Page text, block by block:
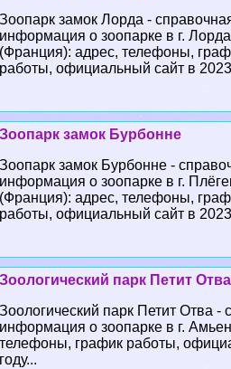
Зоопарк замок Лорда -
информация о зоопарке в г. Лорда
(Франция): адрес, телефоны,
работы, официальный сайт в 2023
Зоопарк замок Бурбонне
Зоопарк замок Бурбонне -
информация о зоопарке в г.
(Франция): адрес, телефоны,
работы, официальный сайт в 2023
Зоологический парк Петит Отва
Зоологический парк Петит Отва -
информация о зоопарке в г.
телефоны, график работы,
году...